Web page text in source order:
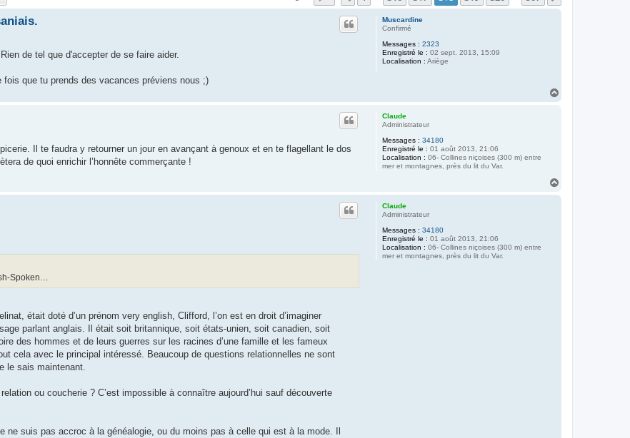
Muscardine
Confirmé
Messages : 2323
Enregistré le : 02 sept. 2013, 15:09
Localisation : Ariège
de tel que d'accepter de se faire aider.
que tu prends des vacances préviens nous ;)
Claude
Administrateur
Messages : 34180
Enregistré le : 01 août 2013, 21:06
Localisation : 06- Collines niçoises (300 m) entre
mer et montagnes, près du lit du Var.
Il te faudra y retourner un jour en avançant à genoux et en te flagellant le dos
de quoi enrichir l’honnête commerçante !
Claude
Administrateur
Messages : 34180
Enregistré le : 01 août 2013, 21:06
Localisation : 06- Collines niçoises (300 m) entre
mer et montagnes, près du lit du Var.
Spoken…
était doté d’un prénom very english, Clifford, l’on est en droit d’imaginer
parlant anglais. Il était soit britannique, soit états-unien, soit canadien, soit
des hommes et de leurs guerres sur les racines d’une famille et les fameux
cela avec le principal intéressé. Beaucoup de questions relationnelles ne sont
le sais maintenant.
ou coucherie ? C’est impossible à connaître aujourd’hui sauf découverte
ne suis pas accroc à la généalogie, ou du moins pas à celle qui est à la mode. Il